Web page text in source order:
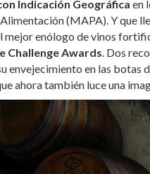
Indicación Geográfica en
(MAPA). Y que
mejor enólogo de vinos
Challenge Awards . Dos
envejecimiento en las botas
ahora también luce una